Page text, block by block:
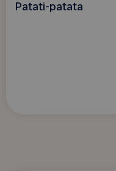
Patati-patata